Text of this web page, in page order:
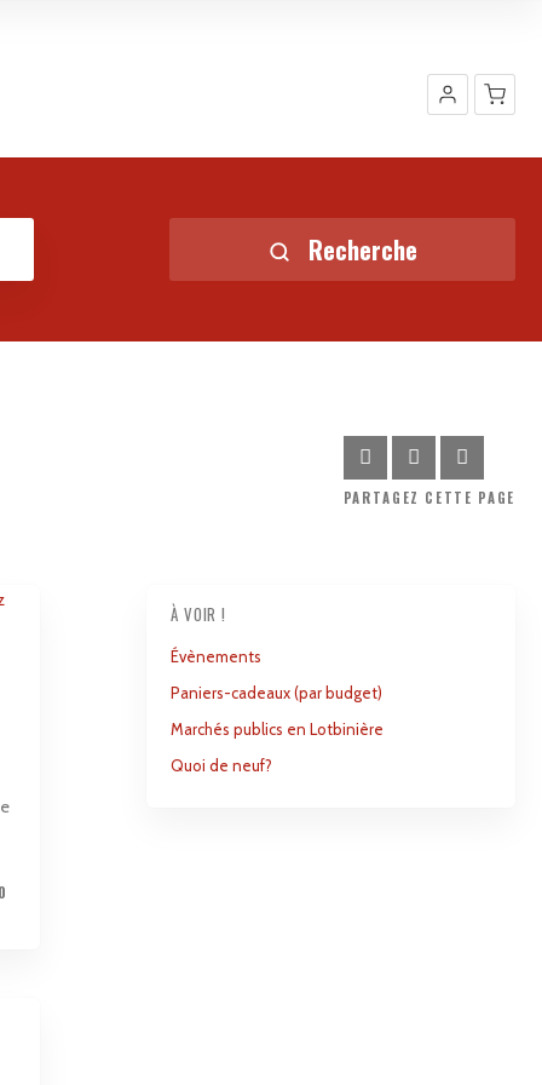
Shop
Recherche
PARTAGEZ CETTE PAGE
À VOIR !
Évènements
Paniers-cadeaux (par budget)
Marchés publics en Lotbinière
Quoi de neuf?